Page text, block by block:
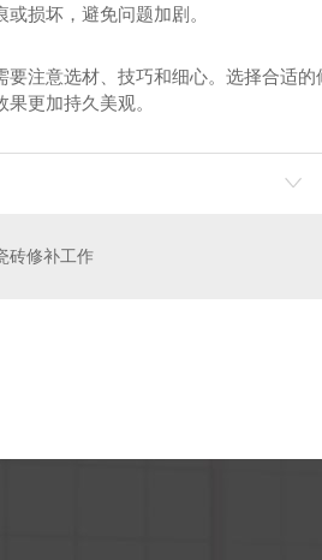
损坏，避免问题加剧。
要注意选材、技巧和细心。选择合适
更加持久美观。
砖修补工作